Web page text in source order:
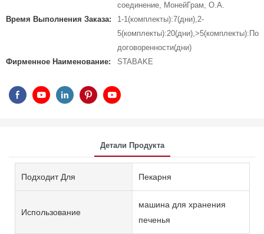
соединение, МонейГрам, О.А.
Время Выполнения Заказа:
1-1(комплекты):7(дни),2-
5(комплекты):20(дни),>5(комплекты):По
договоренности(дни)
Фирменное Наименование:
STABAKE
Детали Продукта
Подходит Для Пекарня
Использование
машина для хранения
печенья